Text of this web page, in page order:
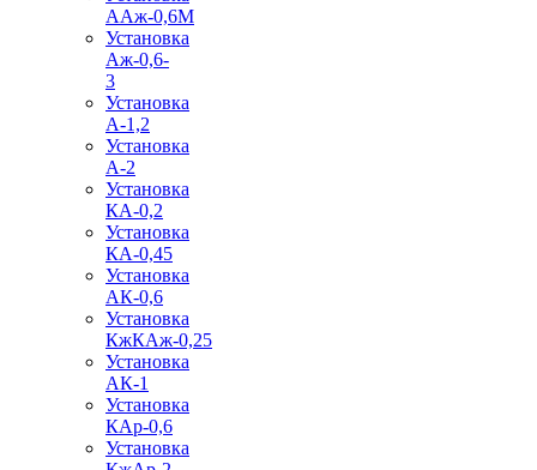
ААж-0,6М
Установка
Аж-0,6-
3
Установка
А-1,2
Установка
А-2
Установка
КА-0,2
Установка
КА-0,45
Установка
АК-0,6
Установка
КжКАж-0,25
Установка
АК-1
Установка
КАр-0,6
Установка